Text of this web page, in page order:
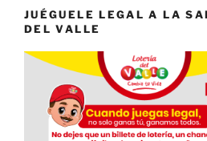
JUÉGUELE LEGAL A LA
DEL VALLE